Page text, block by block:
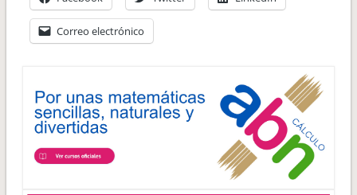
Correo electrónico